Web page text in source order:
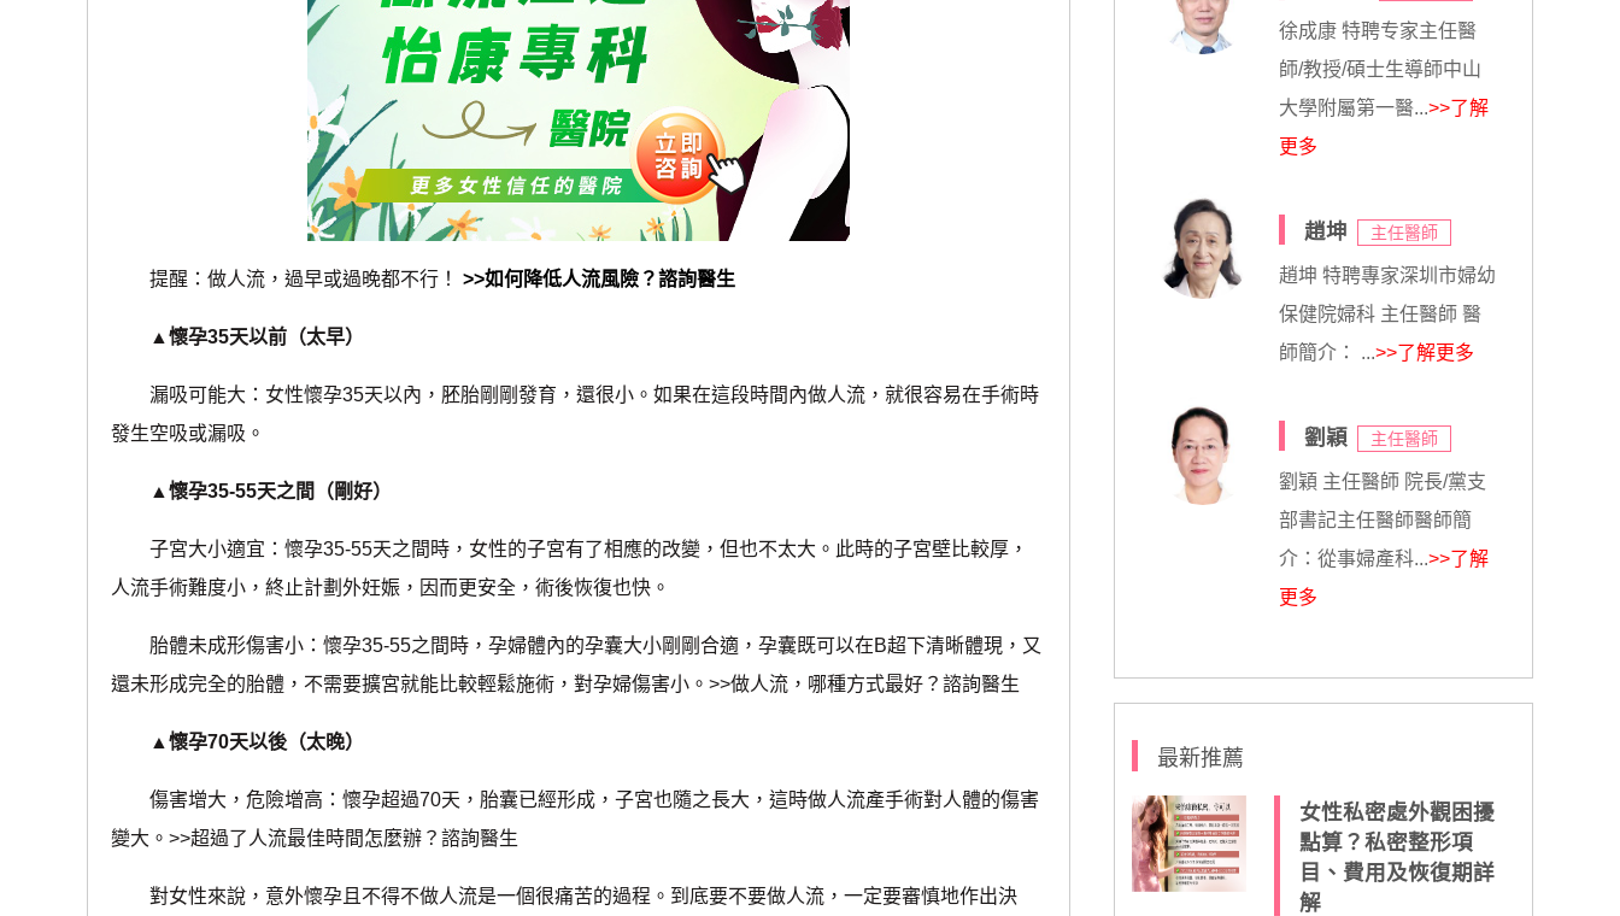
提醒：做人流，過早或過晚都不行！>>如何降低人流風險？諮詢醫生
▲懷孕35天以前（太早）
漏吸可能大：女性懷孕35天以內，胚胎剛剛發育，還很小。如果在這段時間內做人流，就很容易在手術時
發生空吸或漏吸。
▲懷孕35-55天之間（剛好）
子宮大小適宜：懷孕35-55天之間時，女性的子宮有了相應的改變，但也不太大。此時的子宮壁比較厚，
人流手術難度小，終止計劃外妊娠，因而更安全，術後恢復也快。
胎體未成形傷害小：懷孕35-55之間時，孕婦體內的孕囊大小剛剛合適，孕囊既可以在B超下清晰體現，又
還未形成完全的胎體，不需要擴宮就能比較輕鬆施術，對孕婦傷害小。>>做人流，哪種方式最好？諮詢醫生
▲懷孕70天以後（太晚）
傷害增大，危險增高：懷孕超過70天，胎囊已經形成，子宮也隨之長大，這時做人流產手術對人體的傷害
變大。>>超過了人流最佳時間怎麼辦？諮詢醫生
對女性來說，意外懷孕且不得不做人流是一個很痛苦的過程。到底要不要做人流，一定要審慎地作出決
徐成康 特聘专家主任醫
師/教授/碩士生導師中山
大學附屬第一醫...>>了解
更多
趙坤 主任醫師
趙坤 特聘專家深圳市婦幼
保健院婦科 主任醫師 醫
師簡介： ...>>了解更多
劉穎 主任醫師
劉穎 主任醫師 院長/黨支
部書記主任醫師醫師簡
介：從事婦產科...>>了解
更多
最新推薦
女性私密處外觀困擾
點算？私密整形項
目、費用及恢復期詳
解